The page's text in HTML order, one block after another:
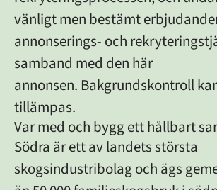
vänligt men bestämt
annonserings- och
samband med den här
annonsen. Bakgrundskontroll
tillämpas.
Var med och bygg ett hållbart
Södra är ett av landets största
skogsindustribolag och ägs